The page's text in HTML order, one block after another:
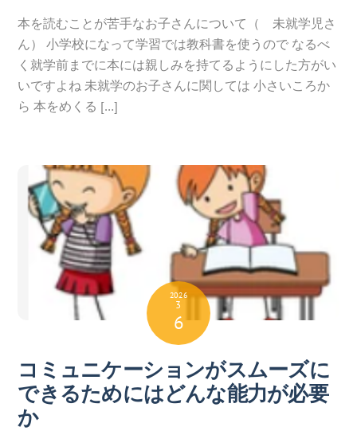
本を読むことが苦手なお子さんについて（ 未就学児さ
ん） 小学校になって学習では教科書を使うので なるべ
く就学前までに本には親しみを持てるようにした方がい
いですよね 未就学のお子さんに関しては 小さいころか
ら 本をめくる […]
2026
3
6
コミュニケーションがスムーズに
できるためにはどんな能力が必要
か